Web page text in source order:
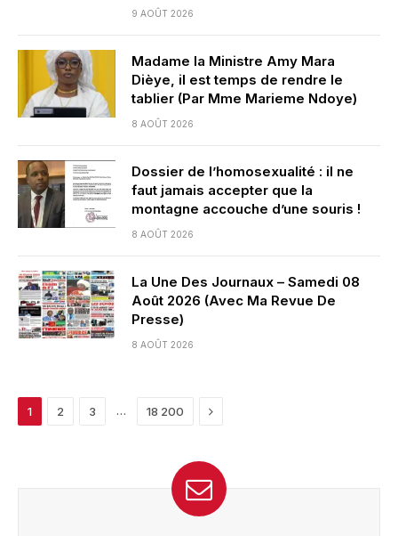
9 AOÛT 2026
Madame la Ministre Amy Mara
Dièye, il est temps de rendre le
tablier (Par Mme Marieme Ndoye)
8 AOÛT 2026
Dossier de l’homosexualité : il ne
faut jamais accepter que la
montagne accouche d’une souris !
8 AOÛT 2026
La Une Des Journaux – Samedi 08
Août 2026 (Avec Ma Revue De
Presse)
8 AOÛT 2026
1 2 3 … 18 200 Next